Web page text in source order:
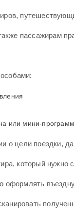
пассажирам
мини-
о цели поездки,
который нужно
оформлять